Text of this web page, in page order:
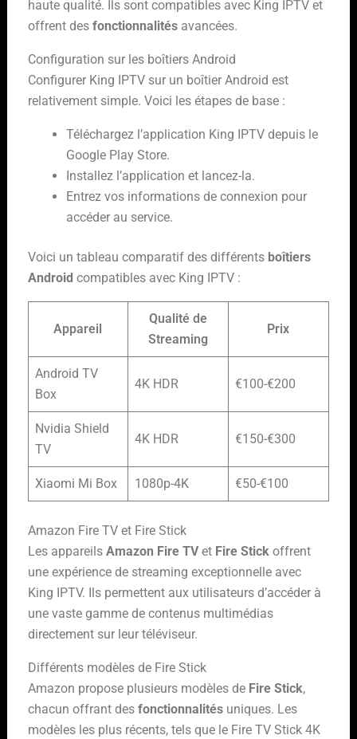
haute qualité. Ils sont compatibles avec King IPTV et
offrent des fonctionnalitésavancées.
Configuration sur les boîtiers Android
Configurer King IPTV sur un boîtier Android est
relativement simple. Voici les étapes de base :
Téléchargez l’application King IPTV depuis le
Google Play Store.
Installez l’application et lancez-la.
Entrez vos informations de connexion pour
accéder au service.
Voici un tableau comparatif des différents boîtiers
Android compatibles avec King IPTV :
Appareil
Qualité de
Streaming
Prix
Android TV
Box
4K HDR €100-€200
Nvidia Shield
TV
4K HDR €150-€300
Xiaomi Mi Box 1080p-4K €50-€100
Amazon Fire TV et Fire Stick
Les appareils Amazon Fire TVet Fire Stickoffrent
une expérience de streaming exceptionnelle avec
King IPTV. Ils permettent aux utilisateurs d’accéder à
une vaste gamme de contenus multimédias
directement sur leur téléviseur.
Différents modèles de Fire Stick
Amazon propose plusieurs modèles de Fire Stick,
chacun offrant des fonctionnalitésuniques. Les
modèles les plus récents, tels que le Fire TV Stick 4K